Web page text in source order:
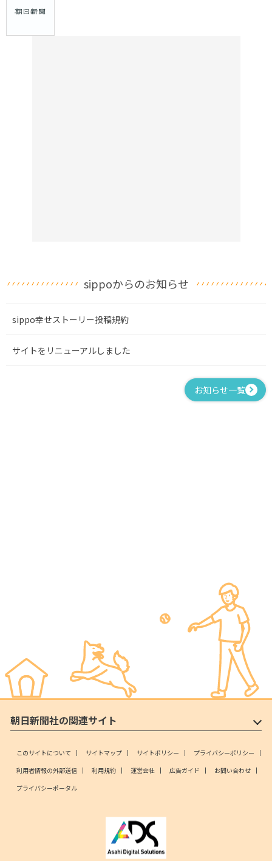
sippoからのお知らせ
sippo幸せストーリー投稿規約
サイトをリニューアルしました
お知らせ一覧
朝日新聞社の関連サイト
このサイトについて サイトマップ サイトポリシー
プライバシーポリシー
利用者情報の外部送信
利用規約 運営会社 広告ガイド
お問い合わせ
プライバシーポータル